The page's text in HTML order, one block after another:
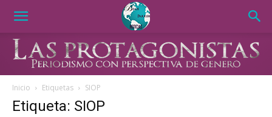
Inicio Etiquetas SIOP
Etiqueta: SIOP